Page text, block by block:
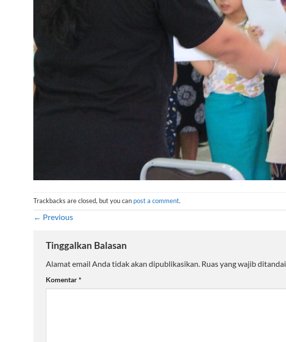
Trackbacks are closed, but you can post a comment.
← Previous
Tinggalkan Balasan
Alamat email Anda tidak akan dipublikasikan. Ruas yang wajib ditandai
Komentar*